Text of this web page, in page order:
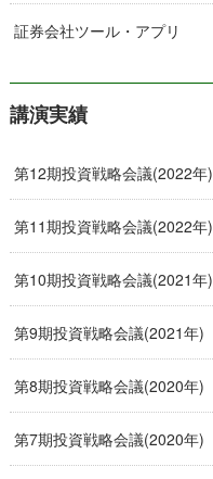
証券会社ツール・アプリ
講演実績
第12期投資戦略会議(2022年)
第11期投資戦略会議(2022年)
第10期投資戦略会議(2021年)
第9期投資戦略会議(2021年)
第8期投資戦略会議(2020年)
第7期投資戦略会議(2020年)